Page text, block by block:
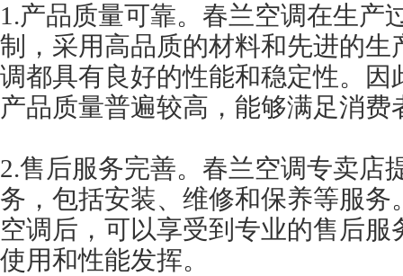
1.产品质量可靠。春兰空调在生产
制，采用高品质的材料和先进的生
调都具有良好的性能和稳定性。因
产品质量普遍较高，能够满足消费
2.售后服务完善。春兰空调专卖店
务，包括安装、维修和保养等服务
空调后，可以享受到专业的售后服
使用和性能发挥。